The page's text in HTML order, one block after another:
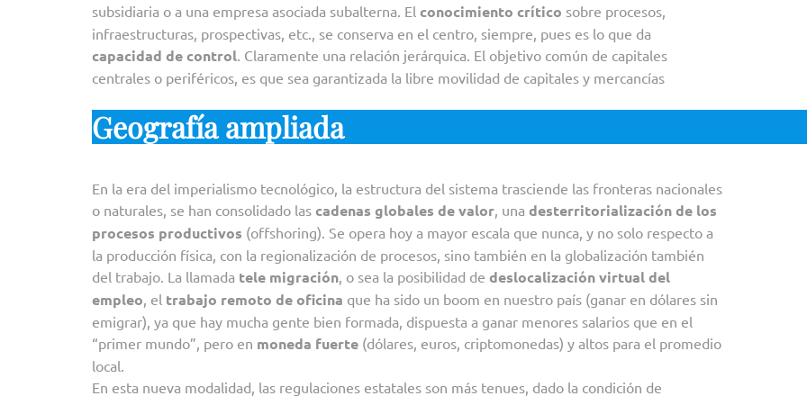
subsidiaria o a una empresa asociada subalterna. El conocimiento crítico sobre procesos,
infraestructuras, prospectivas, etc., se conserva en el centro, siempre, pues es lo que da
capacidad de control . Claramente una relación jerárquica. El objetivo común de capitales
centrales o periféricos, es que sea garantizada la libre movilidad de capitales y mercancías
Geografía ampliada
En la era del imperialismo tecnológico, la estructura del sistema trasciende las fronteras nacionales
o naturales, se han consolidado las cadenas globales de valor , una desterritorialización de los
procesos productivos (offshoring). Se opera hoy a mayor escala que nunca, y no solo respecto a
la producción física, con la regionalización de procesos, sino también en la globalización también
del trabajo. La llamada tele migración , o sea la posibilidad de deslocalización virtual del
empleo , el trabajo remoto de oficina que ha sido un boom en nuestro país (ganar en dólares sin
emigrar), ya que hay mucha gente bien formada, dispuesta a ganar menores salarios que en el
“primer mundo”, pero en moneda fuerte (dólares, euros, criptomonedas) y altos para el promedio
local.
En esta nueva modalidad, las regulaciones estatales son más tenues, dado la condición de